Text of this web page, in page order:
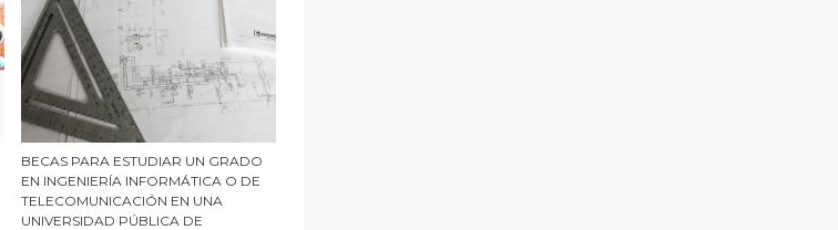
BECAS PARA ESTUDIAR UN GRADO
EN INGENIERÍA INFORMÁTICA O DE
TELECOMUNICACIÓN EN UNA
UNIVERSIDAD PÚBLICA DE